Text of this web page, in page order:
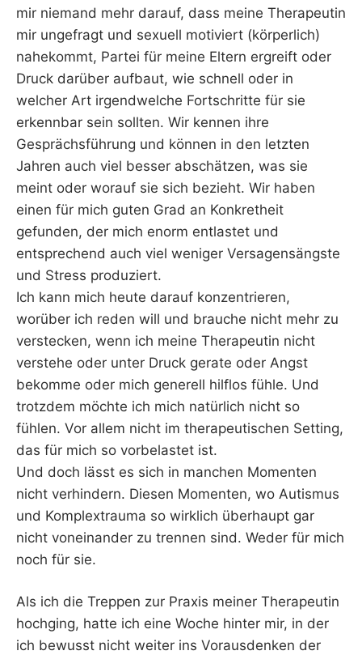
mir niemand mehr darauf, dass meine Therapeutin
mir ungefragt und sexuell motiviert (körperlich)
nahekommt, Partei für meine Eltern ergreift oder
Druck darüber aufbaut, wie schnell oder in
welcher Art irgendwelche Fortschritte für sie
erkennbar sein sollten. Wir kennen ihre
Gesprächsführung und können in den letzten
Jahren auch viel besser abschätzen, was sie
meint oder worauf sie sich bezieht. Wir haben
einen für mich guten Grad an Konkretheit
gefunden, der mich enorm entlastet und
entsprechend auch viel weniger Versagensängste
und Stress produziert.
Ich kann mich heute darauf konzentrieren,
worüber ich reden will und brauche nicht mehr zu
verstecken, wenn ich meine Therapeutin nicht
verstehe oder unter Druck gerate oder Angst
bekomme oder mich generell hilflos fühle. Und
trotzdem möchte ich mich natürlich nicht so
fühlen. Vor allem nicht im therapeutischen Setting,
das für mich so vorbelastet ist.
Und doch lässt es sich in manchen Momenten
nicht verhindern. Diesen Momenten, wo Autismus
und Komplextrauma so wirklich überhaupt gar
nicht voneinander zu trennen sind. Weder für mich
noch für sie.
Als ich die Treppen zur Praxis meiner Therapeutin
hochging, hatte ich eine Woche hinter mir, in der
ich bewusst nicht weiter ins Vorausdenken der